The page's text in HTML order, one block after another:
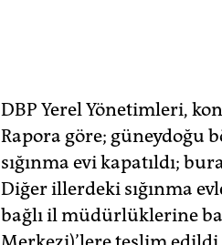
DBP Yerel Yönetimleri,
Rapora göre; güneydoğu
sığınma evi kapatıldı;
Diğer illerdeki sığınma
bağlı il müdürlüklerine